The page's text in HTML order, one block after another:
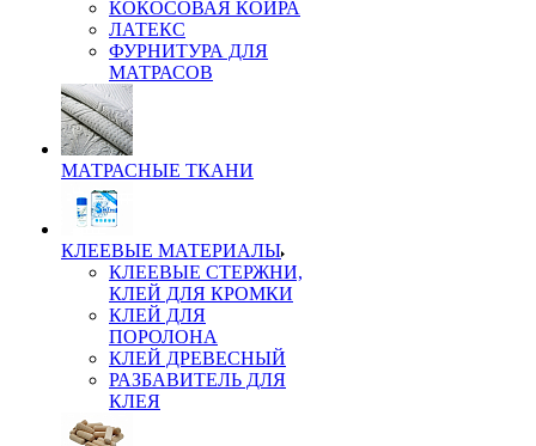
КОКОСОВАЯ КОЙРА
ЛАТЕКС
ФУРНИТУРА ДЛЯ
МАТРАСОВ
МАТРАСНЫЕ ТКАНИ
КЛЕЕВЫЕ МАТЕРИАЛЫ
КЛЕЕВЫЕ СТЕРЖНИ,
КЛЕЙ ДЛЯ КРОМКИ
КЛЕЙ ДЛЯ
ПОРОЛОНА
КЛЕЙ ДРЕВЕСНЫЙ
РАЗБАВИТЕЛЬ ДЛЯ
КЛЕЯ